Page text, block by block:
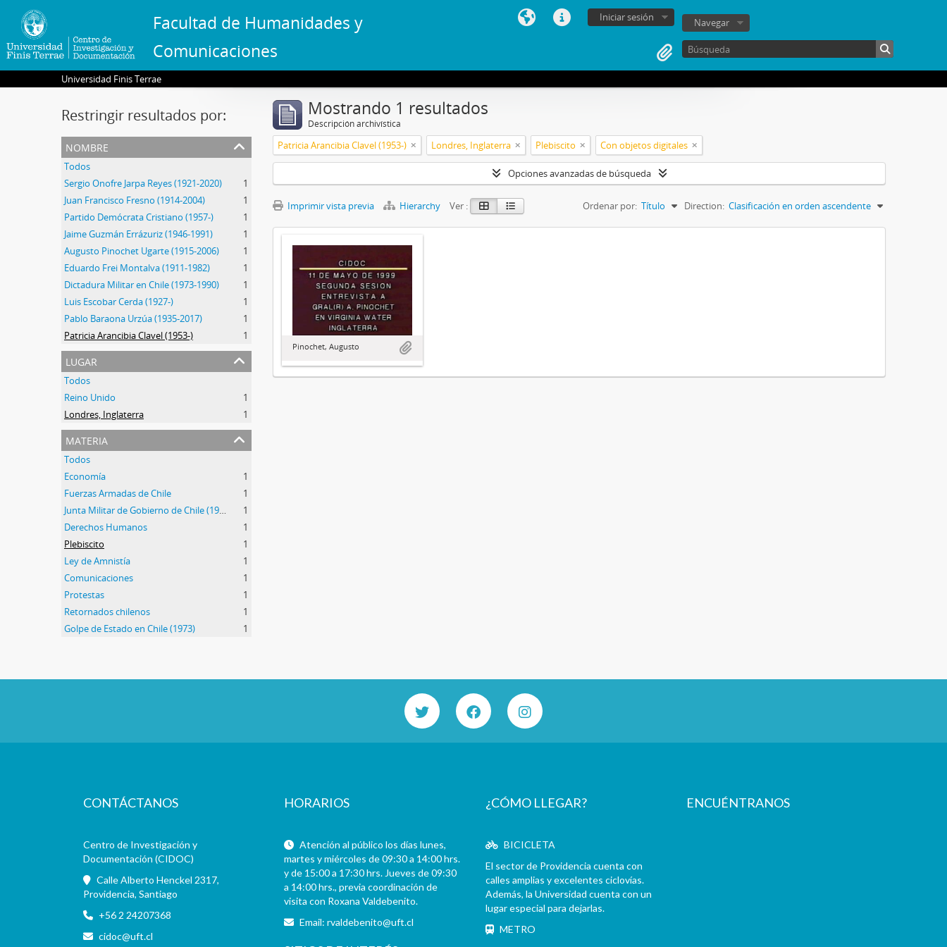
Facultad de Humanidades y
Comunicaciones
Iniciar sesión Navegar
Universidad Finis Terrae
Restringir resultados por:
nombre
Todos
Sergio Onofre Jarpa Reyes (1921-2020)
1
Juan Francisco Fresno (1914-2004)
1
Partido Demócrata Cristiano (1957-)
1
Jaime Guzmán Errázuriz (1946-1991)
1
Augusto Pinochet Ugarte (1915-2006)
1
Eduardo Frei Montalva (1911-1982)
1
Dictadura Militar en Chile (1973-1990)
1
Luis Escobar Cerda (1927-)
1
Pablo Baraona Urzúa (1935-2017)
1
Patricia Arancibia Clavel (1953-)
1
lugar
Todos
Reino Unido
1
Londres, Inglaterra
1
materia
Todos
Economía
1
Fuerzas Armadas de Chile
1
Junta Militar de Gobierno de Chile (1973-1990)
1
Derechos Humanos
1
Plebiscito
1
Ley de Amnistía
1
Comunicaciones
1
Protestas
1
Retornados chilenos
1
Golpe de Estado en Chile (1973)
1
Mostrando 1 resultados
Descripción archivística
Patricia Arancibia Clavel (1953-) Londres, Inglaterra Plebiscito Con objetos digitales
Opciones avanzadas de búsqueda
Imprimir vista previa Hierarchy Ver : Ordenar por: Título Direction: Clasificación en orden ascendente
Pinochet, Augusto
CONTÁCTANOS
Centro de Investigación y
Documentación (CIDOC)
Calle Alberto Henckel 2317,
Providencia, Santiago
+56 2 24207368
cidoc@uft.cl
HORARIOS
Atención al público los días lunes,
martes y miércoles de 09:30 a 14:00 hrs.
y de 15:00 a 17:30 hrs. Jueves de 09:30
a 14:00 hrs., previa coordinación de
visita con Roxana Valdebenito.
Email:rvaldebenito@uft.cl
¿CÓMO LLEGAR?
BICICLETA
El sector de Providencia cuenta con
calles amplias y excelentes ciclovías.
Además, la Universidad cuenta con un
lugar especial para dejarlas.
METRO
ENCUÉNTRANOS